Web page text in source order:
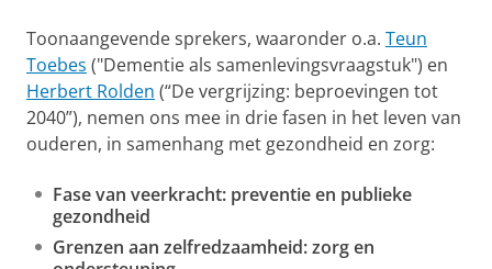
Toonaangevende sprekers, waaronder o.a. Teun
Toebes ("Dementie als samenlevingsvraagstuk") en
Herbert Rolden (“De vergrijzing: beproevingen tot
2040”), nemen ons mee in drie fasen in het leven van
ouderen, in samenhang met gezondheid en zorg:
Fase van veerkracht: preventie en publieke
gezondheid
Grenzen aan zelfredzaamheid: zorg en